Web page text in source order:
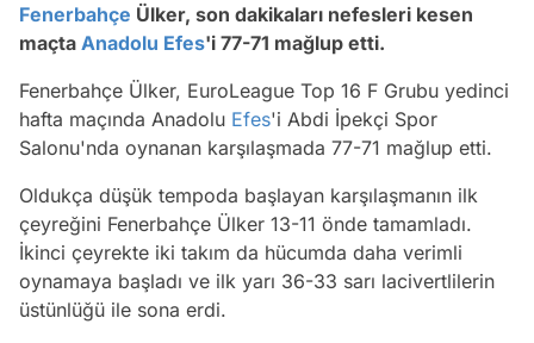
Fenerbahçe Ülker, son dakikaları nefesleri kesen
maçta Anadolu Efes'i 77-71 mağlup etti.
Fenerbahçe Ülker, EuroLeague Top 16 F Grubu yedinci
hafta maçında Anadolu Efes'i Abdi İpekçi Spor
Salonu'nda oynanan karşılaşmada 77-71 mağlup etti.
Oldukça düşük tempoda başlayan karşılaşmanın ilk
çeyreğini Fenerbahçe Ülker 13-11 önde tamamladı.
İkinci çeyrekte iki takım da hücumda daha verimli
oynamaya başladı ve ilk yarı 36-33 sarı lacivertlilerin
üstünlüğü ile sona erdi.